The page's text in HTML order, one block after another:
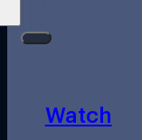
Watch